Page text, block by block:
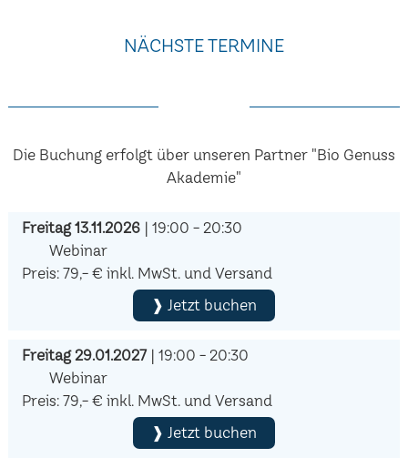
NÄCHSTE TERMINE
Die Buchung erfolgt über unseren Partner "Bio Genuss
Akademie"
Freitag 13.11.2026| 19:00 - 20:30
Webinar
Preis: 79,- € inkl. MwSt. und Versand
❱ Jetzt buchen
Freitag 29.01.2027| 19:00 - 20:30
Webinar
Preis: 79,- € inkl. MwSt. und Versand
❱ Jetzt buchen